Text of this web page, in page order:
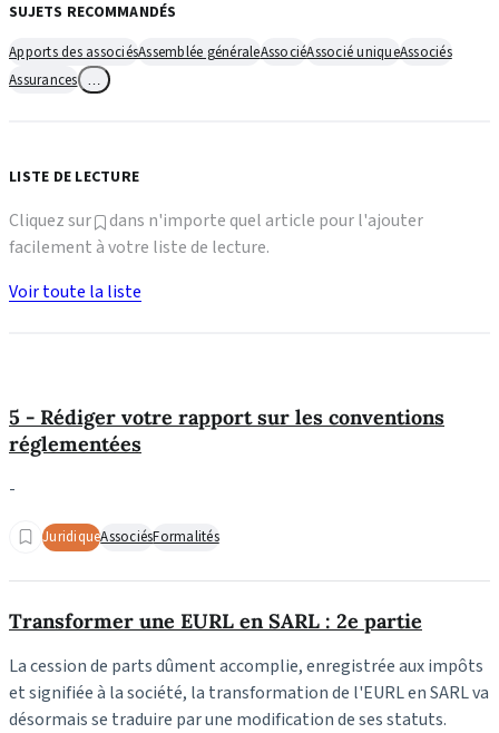
5 - Rédiger votre rapport sur les conventions
réglementées
-
JuridiqueAssociésFormalités
Transformer une EURL en SARL : 2e partie
La cession de parts dûment accomplie, enregistrée aux impôts
et signifiée à la société, la transformation de l'EURL en SARL va
désormais se traduire par une modification de ses statuts.
SUJETS RECOMMANDÉS
Apports des associésAssemblée généraleAssociéAssocié uniqueAssociés
Assurances
LISTE DE LECTURE
Cliquez sur
dans n'importe quel article pour l'ajouter
facilement à votre liste de lecture.
Voir toute la liste